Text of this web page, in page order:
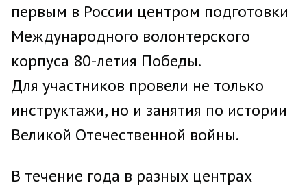
первым в России центром подготовки
Международного волонтерского
корпуса 80-летия Победы.
Для участников провели не только
инструктажи, но и занятия по истории
Великой Отечественной войны.
В течение года в разных центрах